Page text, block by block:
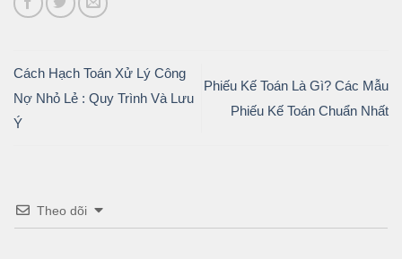
Cách Hạch Toán Xử Lý Công
Nợ Nhỏ Lẻ : Quy Trình Và Lưu
Ý
Phiếu Kế Toán Là Gì? Các Mẫu
Phiếu Kế Toán Chuẩn Nhất
Theo dõi